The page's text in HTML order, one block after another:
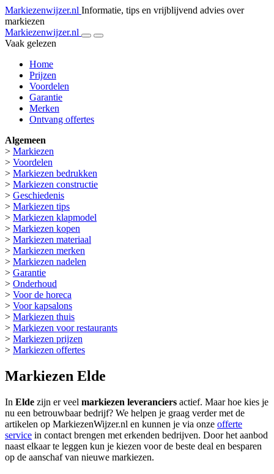
Markiezenwijzer.nl Informatie, tips en vrijblijvend advies over
markiezen
Markiezenwijzer.nl
Vaak gelezen
Home
Prijzen
Voordelen
Garantie
Merken
Ontvang offertes
Algemeen
> Markiezen
> Voordelen
> Markiezen bedrukken
> Markiezen constructie
> Geschiedenis
> Markiezen tips
> Markiezen klapmodel
> Markiezen kopen
> Markiezen materiaal
> Markiezen merken
> Markiezen nadelen
> Garantie
> Onderhoud
> Voor de horeca
> Voor kapsalons
> Markiezen thuis
> Markiezen voor restaurants
> Markiezen prijzen
> Markiezen offertes
Markiezen Elde
In Elde zijn er veel markiezen leveranciers actief. Maar hoe kies je
nu een betrouwbaar bedrijf? We helpen je graag verder met de
artikelen op MarkiezenWijzer.nl en kunnen je via onze offerte
service in contact brengen met erkenden bedrijven. Door het aanbod
naast elkaar te leggen kun je kiezen voor de beste deal en besparen
op de aanschaf van nieuwe markiezen.